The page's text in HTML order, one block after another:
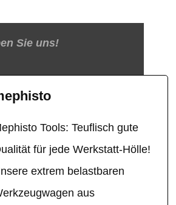
Sie uns!
Tools: Teuflisch gute
für jede Werkstatt-Hölle!
extrem belastbaren
aus